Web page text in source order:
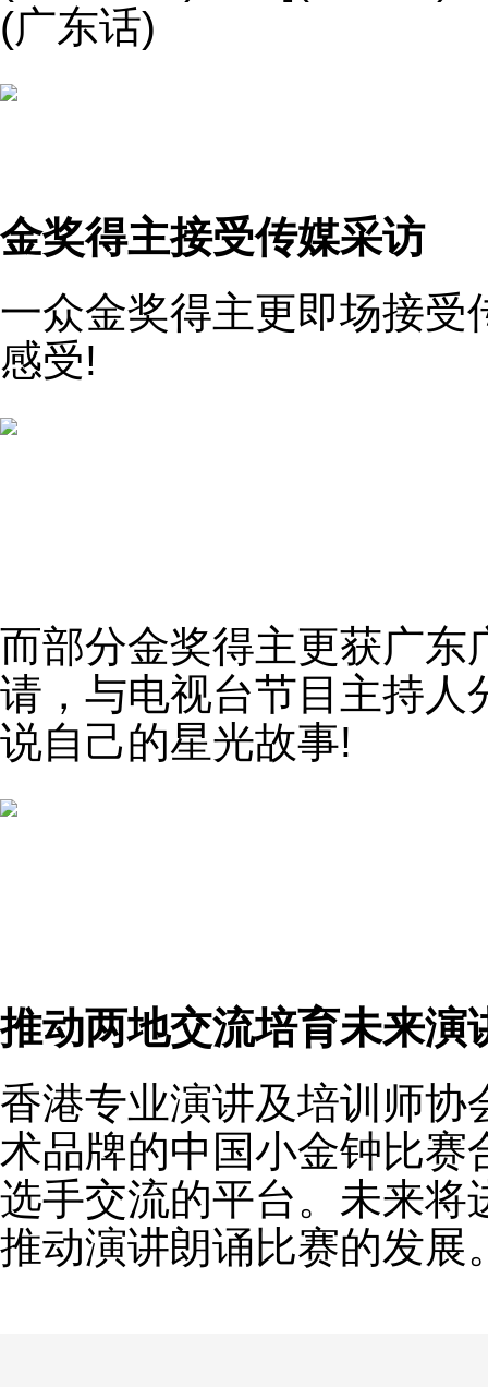
(广东话)
金奖得主接受传媒采访
一众金奖得主更即场接受
感受!
而部分金奖得主更获广东
请，与电视台节目主持人
说自己的星光故事!
推动两地交流培育未来演
香港专业演讲及培训师协
术品牌的中国小金钟比赛
选手交流的平台。未来将
推动演讲朗诵比赛的发展